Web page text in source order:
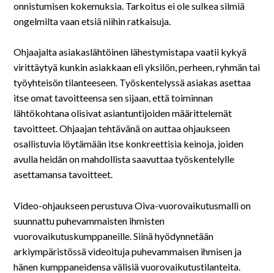
onnistumisen kokemuksia. Tarkoitus ei ole sulkea silmiä
ongelmilta vaan etsiä niihin ratkaisuja.
Ohjaajalta asiakaslähtöinen lähestymistapa vaatii kykyä
virittäytyä kunkin asiakkaan eli yksilön, perheen, ryhmän tai
työyhteisön tilanteeseen. Työskentelyssä asiakas asettaa
itse omat tavoitteensa sen sijaan, että toiminnan
lähtökohtana olisivat asiantuntijoiden määrittelemät
tavoitteet. Ohjaajan tehtävänä on auttaa ohjaukseen
osallistuvia löytämään itse konkreettisia keinoja, joiden
avulla heidän on mahdollista saavuttaa työskentelylle
asettamansa tavoitteet.
Video-ohjaukseen perustuva Oiva-vuorovaikutusmalli on
suunnattu puhevammaisten ihmisten
vuorovaikutuskumppaneille. Siinä hyödynnetään
arkiympäristössä videoituja puhevammaisen ihmisen ja
hänen kumppaneidensa välisiä vuorovaikutustilanteita.